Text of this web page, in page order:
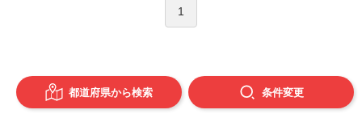
1
都道府県から検索 条件変更